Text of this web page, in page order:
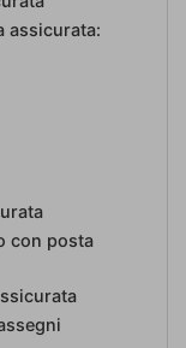
assicurata:
con posta